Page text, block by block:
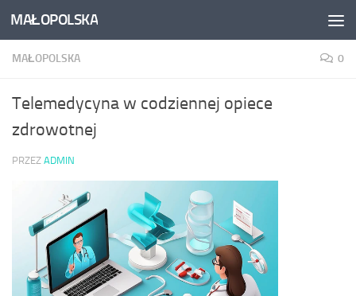
Skip to content
MAŁOPOLSKA
MAŁOPOLSKA 0
Telemedycyna w codziennej opiece
zdrowotnej
PRZEZ ADMIN